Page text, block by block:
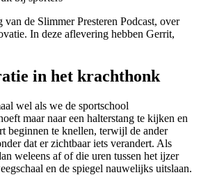
de Slimmer Presteren Podcast, over
In deze aflevering hebben Gerrit,
in het krachthonk
wel als we de sportschool
maar naar een halterstang te kijken en
beginnen te knellen, terwijl de ander
dat er zichtbaar iets verandert. Als
weleens af of die uren tussen het ijzer
en de spiegel nauwelijks uitslaan.